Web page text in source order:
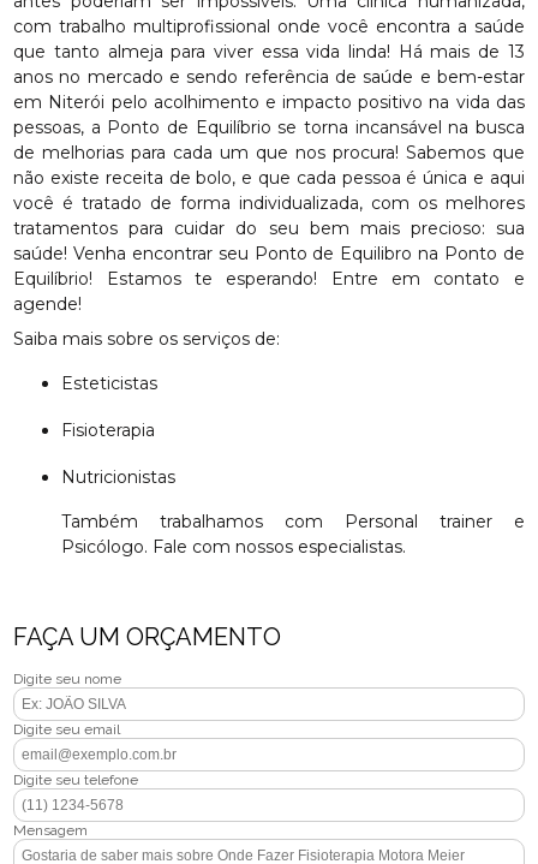
com trabalho multiprofissional onde você encontra a saúde
que tanto almeja para viver essa vida linda! Há mais de 13
anos no mercado e sendo referência de saúde e bem-estar
em Niterói pelo acolhimento e impacto positivo na vida das
pessoas, a Ponto de Equilíbrio se torna incansável na busca
de melhorias para cada um que nos procura! Sabemos que
não existe receita de bolo, e que cada pessoa é única e aqui
você é tratado de forma individualizada, com os melhores
tratamentos para cuidar do seu bem mais precioso: sua
saúde! Venha encontrar seu Ponto de Equilibro na Ponto de
Equilíbrio! Estamos te esperando! Entre em contato e
agende!
Saiba mais sobre os serviços de:
Esteticistas
Fisioterapia
Nutricionistas
Também trabalhamos com Personal trainer e
Psicólogo. Fale com nossos especialistas.
FAÇA UM ORÇAMENTO
Digite seu nome
Digite seu email
Digite seu telefone
Mensagem